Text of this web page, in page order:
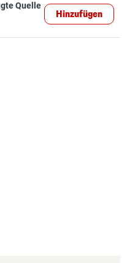
Quelle
Hinzufügen